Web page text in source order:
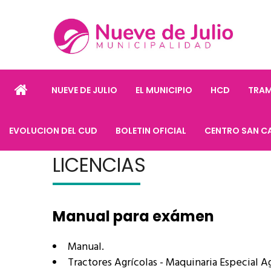
NUEVE DE JULIO EL MUNICIPIO HCD
EVOLUCION DEL CUD BOLETIN OFICIAL CENTRO SAN
LICENCIAS
Manual para exámen
Manual.
Tractores Agrícolas - Maquinaria Especial